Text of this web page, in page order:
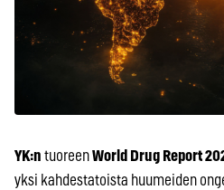
YK:n tuoreenWorld Drug Report
yksi kahdestatoista huumeiden